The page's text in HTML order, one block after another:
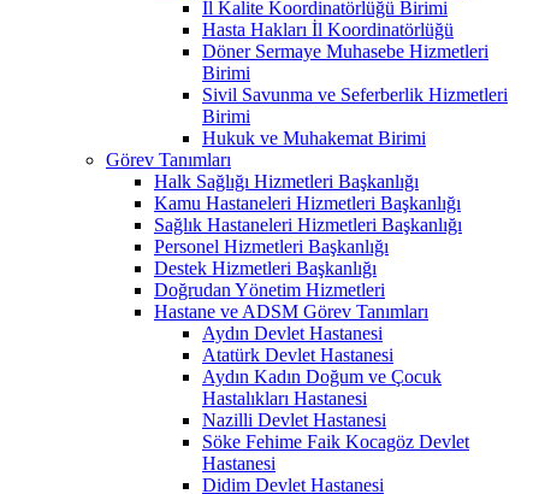
İl Kalite Koordinatörlüğü Birimi
Hasta Hakları İl Koordinatörlüğü
Döner Sermaye Muhasebe Hizmetleri
Birimi
Sivil Savunma ve Seferberlik Hizmetleri
Birimi
Hukuk ve Muhakemat Birimi
Görev Tanımları
Halk Sağlığı Hizmetleri Başkanlığı
Kamu Hastaneleri Hizmetleri Başkanlığı
Sağlık Hastaneleri Hizmetleri Başkanlığı
Personel Hizmetleri Başkanlığı
Destek Hizmetleri Başkanlığı
Doğrudan Yönetim Hizmetleri
Hastane ve ADSM Görev Tanımları
Aydın Devlet Hastanesi
Atatürk Devlet Hastanesi
Aydın Kadın Doğum ve Çocuk
Hastalıkları Hastanesi
Nazilli Devlet Hastanesi
Söke Fehime Faik Kocagöz Devlet
Hastanesi
Didim Devlet Hastanesi